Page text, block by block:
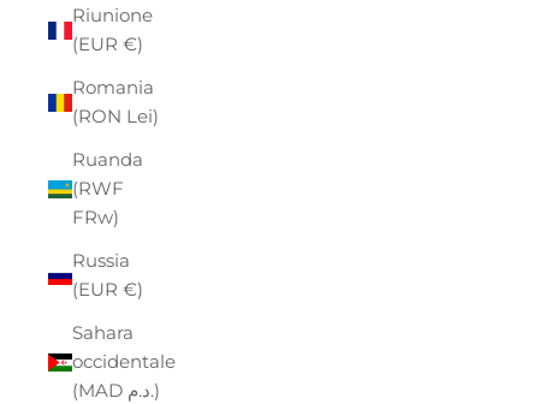
Riunione
(EUR €)
Romania
(RON Lei)
Ruanda
(RWF
FRw)
Russia
(EUR €)
Sahara
occidentale
(MAD د.م.)